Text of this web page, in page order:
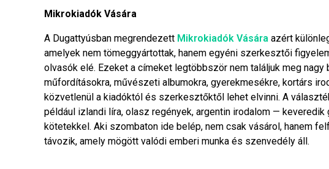
Mikrokiadók Vására
A Dugattyúsban megrendezett Mikrokiadók Vására azért
amelyek nem tömeggyártottak, hanem egyéni szerkesztői
olvasók elé. Ezeket a címeket legtöbbször nem találjuk meg
műfordításokra, művészeti albumokra, gyerekmesékre, kortárs
közvetlenül a kiadóktól és szerkesztőktől lehet elvinni. A
például izlandi líra, olasz regények, argentin irodalom —
kötetekkel. Aki szombaton ide belép, nem csak vásárol, hanem
távozik, amely mögött valódi emberi munka és szenvedély áll.